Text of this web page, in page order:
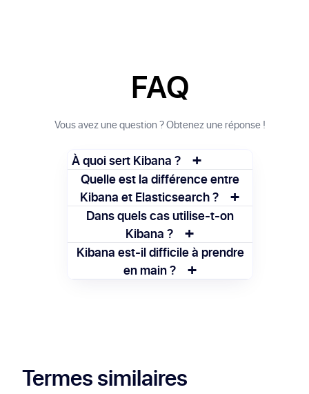
FAQ
Vous avez une question ? Obtenez une réponse !
À quoi sert Kibana ? +
Kibana sert à visualiser des données
stockées dans Elasticsearch. Il aide à
comprendre les tendances et à surveiller
des systèmes en temps réel.
Quelle est la différence entre
Kibana et Elasticsearch ?
+
Elasticsearch stocke et indexe les
données, tandis que Kibana permet de les
visualiser via des tableaux de bord et
graphiques interactifs.
Dans quels cas utilise-t-on
Kibana ?
+
On utilise Kibana pour surveiller des
performances système, analyser des
journaux ou créer des tableaux de bord
Kibana est-il difficile à prendre
en main ?
+
Termes similaires